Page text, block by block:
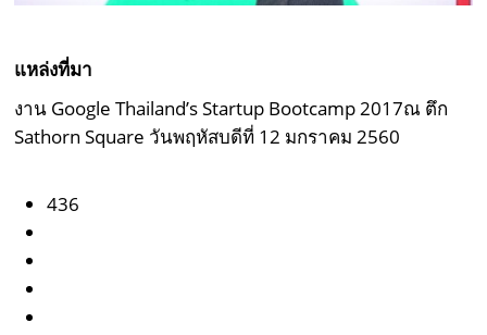
แหล่งที่มา
งาน Google Thailand’s Startup Bootcamp 2017ณ ตึก
Sathorn Square วันพฤหัสบดีที่ 12 มกราคม 2560
436